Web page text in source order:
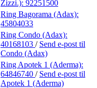
Zizzi.): 92251500
Ring Bagorama (Adax):
45804033
Ring Condo (Adax):
40168103 / Send e-post til
Condo (Adax)
Ring Apotek 1 (Aderma):
64846740 / Send e-post til
Apotek 1 (Aderma)